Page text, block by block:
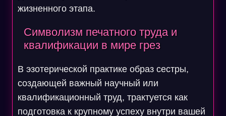
жизненного этапа.
Символизм печатного труда и
квалификации в мире грез
В эзотерической практике образ сестры,
создающей важный научный или
квалификационный труд, трактуется как
подготовка к крупному успеху внутри вашей